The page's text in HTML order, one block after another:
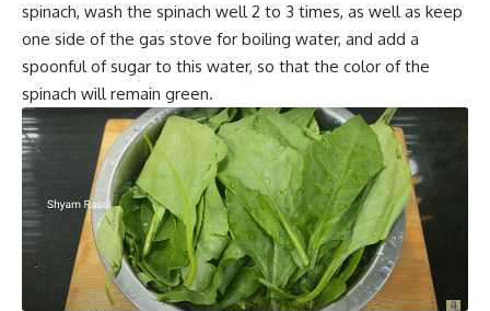
spinach, wash the spinach well 2 to 3 times, as well as keep
one side of the gas stove for boiling water, and add a
spoonful of sugar to this water, so that the color of the
spinach will remain green.